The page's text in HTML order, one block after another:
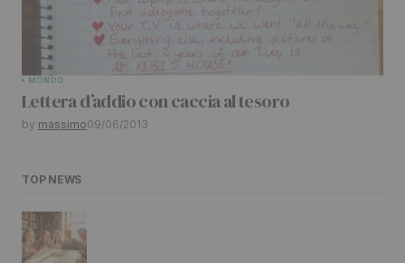
MONDO
Lettera d’addio con caccia al tesoro
by massimo09/06/2013
TOP NEWS